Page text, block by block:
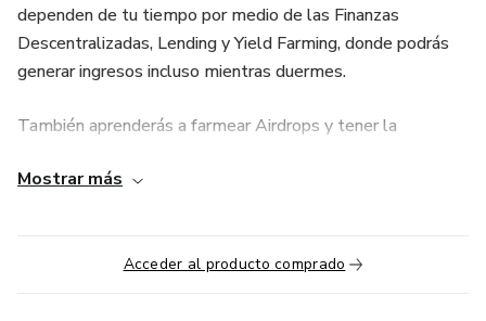
dependen de tu tiempo por medio de las Finanzas
Descentralizadas, Lending y Yield Farming, donde podrás
generar ingresos incluso mientras duermes.
También aprenderás a farmear Airdrops y tener la
Mostrar más
Acceder al producto comprado